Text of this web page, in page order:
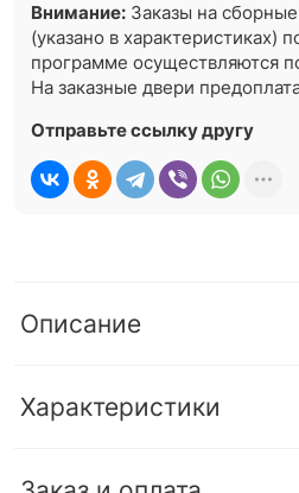
Внимание: Заказы на
(указано в характеристиках)
программе осуществляются
На заказные двери
Отправьте ссылку другу
Описание
Характеристики